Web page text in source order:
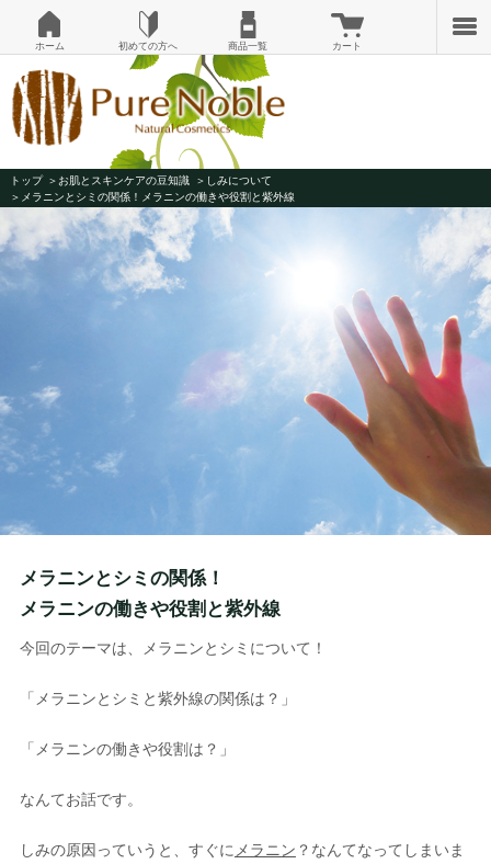
トップ お肌とスキンケアの豆知識
しみについて
メラニンとシミの関係！メラニンの働きや役割と紫外線
メラニンとシミの関係！
メラニンの働きや役割と紫外線
今回のテーマは、メラニンとシミについて！
「メラニンとシミと紫外線の関係は？」
「メラニンの働きや役割は？」
なんてお話です。
しみの原因っていうと、すぐに メラニン ？なんてなってしまいま
ホーム 初めての方へ 商品一覧 カート